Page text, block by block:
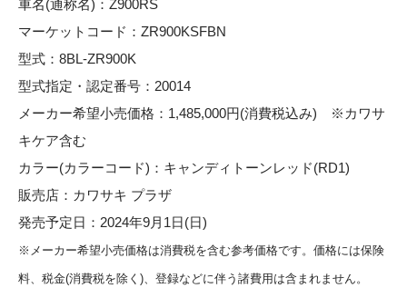
車名(通称名)：Z900RS
マーケットコード：ZR900KSFBN
型式：8BL-ZR900K
型式指定・認定番号：20014
メーカー希望小売価格：1,485,000円(消費税込み) ※カワサ
キケア含む
カラー(カラーコード)：キャンディトーンレッド(RD1)
販売店：カワサキ プラザ
発売予定日：2024年9月1日(日)
※メーカー希望小売価格は消費税を含む参考価格です。価格には保険
料、税金(消費税を除く)、登録などに伴う諸費用は含まれません。